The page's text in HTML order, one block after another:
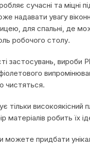
сучасні та міцні
надавати увагу
для спальні, де
робочого столу.
застосувань, вироби
чистяться.
тільки
матеріалів робить
можете придбати